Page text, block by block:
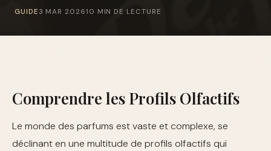
GUIDE 3 MAR 202610 MIN DE LECTURE
Comprendre les Profils Olfactifs
Le monde des parfums est vaste et complexe, se
déclinant en une multitude de profils olfactifs qui